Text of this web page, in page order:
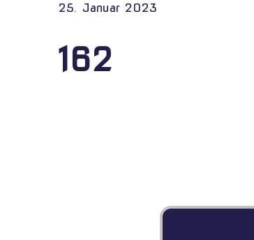
25. Januar 2023
162